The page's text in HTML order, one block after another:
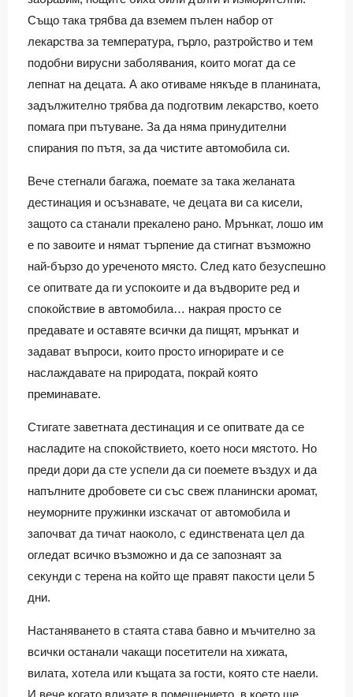
Също така трябва да вземем пълен набор от
лекарства за температура, гърло, разтройство и тем
подобни вирусни заболявания, които могат да се
лепнат на децата. А ако отиваме някъде в планината,
задължително трябва да подготвим лекарство, което
помага при пътуване. За да няма принудителни
спирания по пътя, за да чистите автомобила си.
Вече стегнали багажа, поемате за така желаната
дестинация и осъзнавате, че децата ви са кисели,
защото са станали прекалено рано. Мрънкат, лошо им
е по завоите и нямат търпение да стигнат възможно
най-бързо до уреченото място. След като безуспешно
се опитвате да ги успокоите и да въдворите ред и
спокойствие в автомобила… накрая просто се
предавате и оставяте всички да пищят, мрънкат и
задават въпроси, които просто игнорирате и се
наслаждавате на природата, покрай която
преминавате.
Стигате заветната дестинация и се опитвате да се
насладите на спокойствието, което носи мястото. Но
преди дори да сте успели да си поемете въздух и да
напълните дробовете си със свеж планински аромат,
неуморните пружинки изскачат от автомобила и
започват да тичат наоколо, с единствената цел да
огледат всичко възможно и да се запознаят за
секунди с терена на който ще правят пакости цели 5
дни.
Настаняването в стаята става бавно и мъчително за
всички останали чакащи посетители на хижата,
вилата, хотела или къщата за гости, която сте наели.
И вече когато влизате в помещението, в което ще